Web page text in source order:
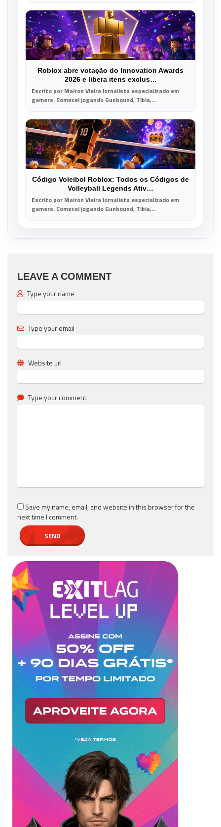
Roblox abre votação do Innovation Awards
2026 e libera itens exclus…
Escrito por Mairon Vieira Jornalista especializado em
gamers. Comecei jogando Gunbound, Tibia,...
Código Voleibol Roblox: Todos os Códigos de
Volleyball Legends Ativ…
Escrito por Mairon Vieira Jornalista especializado em
gamers. Comecei jogando Gunbound, Tibia,...
LEAVE A COMMENT
Type your name
Type your email
Website url
Type your comment
Save my name, email, and website in this browser for the
next time I comment.